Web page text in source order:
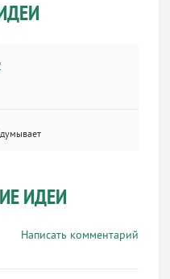
ИДЕИ
Написать комментарий